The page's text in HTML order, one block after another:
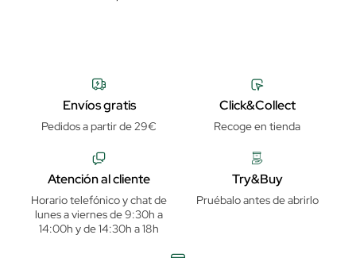
Envíos gratis
Pedidos a partir de 29€
Click&Collect
Recoge en tienda
Atención al cliente
Horario telefónico y chat de
lunes a viernes de 9:30h a
14:00h y de 14:30h a 18h
Try&Buy
Pruébalo antes de abrirlo